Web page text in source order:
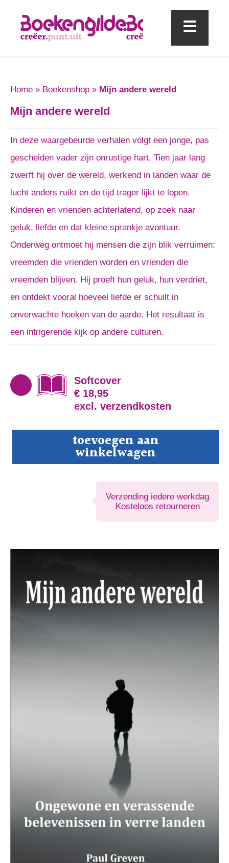
Home » Boekenshop » Mijn andere wereld
Mijn andere wereld
In deze waargebeurde verhalen volgt een jonge, pas
gescheiden vader zijn onrustige hart. Tien jaar lang
zwerft hij over de wereld, werkend in landen waar de
lucht anders ruikt en de tijd trager lijkt te lopen.
Kinderen en vrienden achterlatend, op zoek naar
geluk, liefde en dat kleine sprankje avontuur.
Onderweg ontmoet hij mensen die zijn blik verruimen:
vreemden die vrienden worden en vrienden die
vreemden blijven. Hij proeft hun geluk, hun verdriet,
en ontdekt vooral hoeveel liefde er schuilt in
onverwachte hoeken van de aarde. Het resultaat is
een intrigerende kijk op andere culturen.
Softcover
€ 18,95
excl. verzendkosten
aantal
toevoegen aan
winkelwagen
Verzending iedere werkdag
Kosteloos retourneren